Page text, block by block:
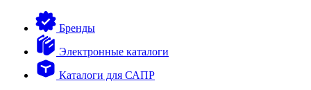
Бренды
Электронные каталоги
Каталоги для САПР